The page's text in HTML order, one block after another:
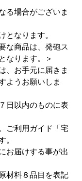
る場合がございま
となります。
な商品は、発砲ス
なります。＞
、お手元に届きま
ようお願いしま
日以内のものに表
ご利用ガイド「宅
。
お届けする事が出
材料８品目を表記